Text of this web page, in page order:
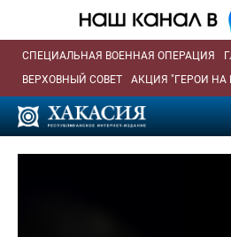
СПЕЦИАЛЬНАЯ ВОЕННАЯ ОПЕРАЦИЯ
ВЕРХОВНЫЙ СОВЕТ
АКЦИЯ "ГЕРОИ НА